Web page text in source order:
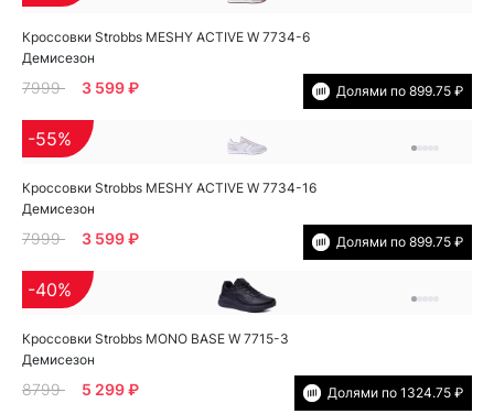
Кроссовки Strobbs MESHY ACTIVE W 7734-6
Демисезон
7999 3 599 ₽ Долями по 899.75 ₽
Кроссовки Strobbs MESHY ACTIVE W 7734-16
Демисезон
-55%
7999 3 599 ₽ Долями по 899.75 ₽
Кроссовки Strobbs MONO BASE W 7715-3
Демисезон
-40%
8799 5 299 ₽ Долями по 1324.75 ₽